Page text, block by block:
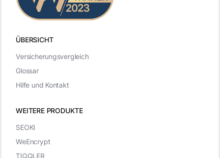
ÜBERSICHT
WEITERE PRODUKTE
Versicherungsvergleich
Glossar
Hilfe und Kontakt
SEOKI
WeEncrypt
TIQQLER